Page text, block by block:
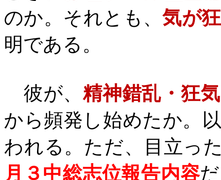
のか。それとも、気が
明である。
彼が、精神錯乱・狂気
から頻発し始めたか。
われる。ただ、目立っ
月３中総志位報告内容